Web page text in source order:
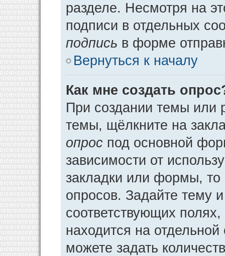
разделе. Несмотря на
подписи в отдельных
подпись в форме
Вернуться к началу
Как мне создать
При создании темы или
темы, щёлкните на
опрос под основной
зависимости от
закладки или формы, то
опросов. Задайте тему
соответствующих
находится на
можете задать